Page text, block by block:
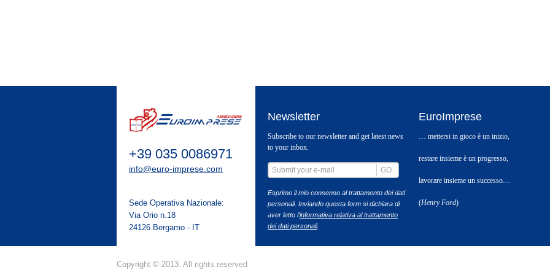
+39 035 0086971
info@euro-imprese.com
Sede Operativa Nazionale:
Via Orio n.18
24126 Bergamo - IT
Newsletter
Subscribe to our newsletter and get latest news
to your inbox.
GO
Esprimo il mio consenso al trattamento dei dati
personali. Inviando questa form si dichiara di
aver letto l'informativa relativa al trattamento
dei dati personali.
EuroImprese
… mettersi in gioco è un inizio,
restare insieme è un progresso,
lavorare insieme un successo…
(Henry Ford)
Copyright © 2013. All rights reserved